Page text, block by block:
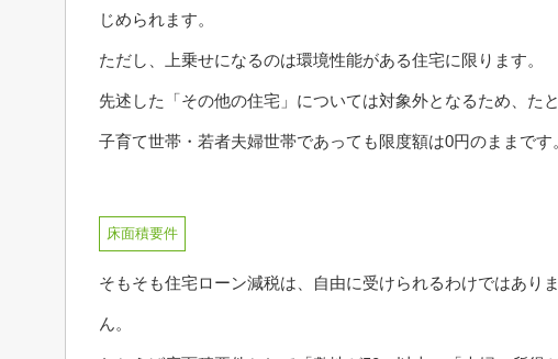
じめられます。
ただし、上乗せになるのは環境性能がある住宅に限ります。
先述した「その他の住宅」については対象外となるため、たと
子育て世帯・若者夫婦世帯であっても限度額は0円のままです
床面積要件
そもそも住宅ローン減税は、自由に受けられるわけではあり
ん。